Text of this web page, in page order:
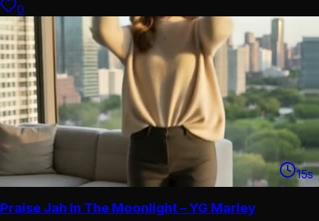
0
15s
Praise Jah In The Moonlight – YG Marley